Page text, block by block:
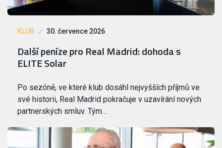
KLUB 30. července 2026
Další peníze pro Real Madrid: dohoda s
ELITE Solar
Po sezóně, ve které klub dosáhl nejvyšších příjmů ve
své historii, Real Madrid pokračuje v uzavírání nových
partnerských smluv. Tým…